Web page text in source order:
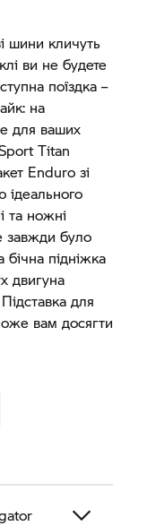
шини кличуть
ви не будете
поїздка –
на
для ваших
Titan
Enduro зі
ідеального
та ножні
завжди було
бічна підніжка
двигуна
для
вам досягти